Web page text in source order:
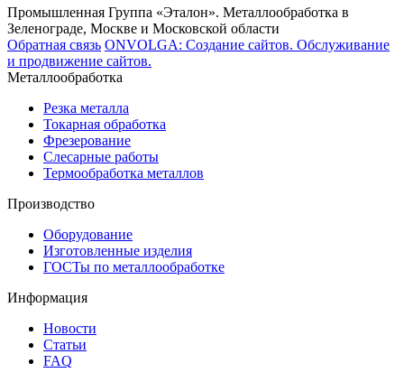
Промышленная Группа «Эталон». Металлообработка в
Зеленограде, Москве и Московской области
Обратная связь ONVOLGA: Создание сайтов. Обслуживание
и продвижение сайтов.
Металлообработка
Резка металла
Токарная обработка
Фрезерование
Слесарные работы
Термообработка металлов
Производство
Оборудование
Изготовленные изделия
ГОСТы по металлообработке
Информация
Новости
Статьи
FAQ